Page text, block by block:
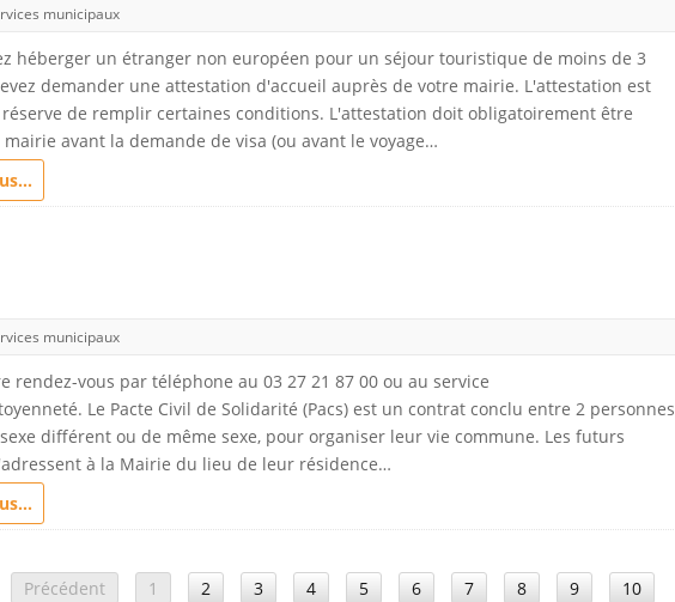
municipaux
héberger un étranger non européen pour un séjour touristique de moins de 3
demander une attestation d'accueil auprès de votre mairie. L'attestation est
de remplir certaines conditions. L'attestation doit obligatoirement être
avant la demande de visa (ou avant le voyage…
municipaux
rendez-vous par téléphone au 03 27 21 87 00 ou au service
Le Pacte Civil de Solidarité (Pacs) est un contrat conclu entre 2 personnes
différent ou de même sexe, pour organiser leur vie commune. Les futurs
à la Mairie du lieu de leur résidence…
Précédent 1 2 3 4 5 6 7 8 9
10